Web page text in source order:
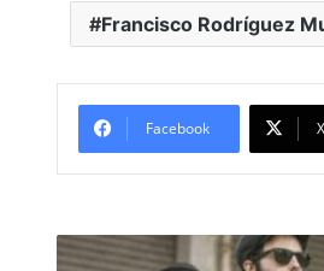
Francisco Rodríguez
Facebook X
#